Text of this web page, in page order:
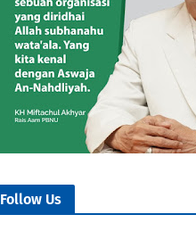
Follow Us